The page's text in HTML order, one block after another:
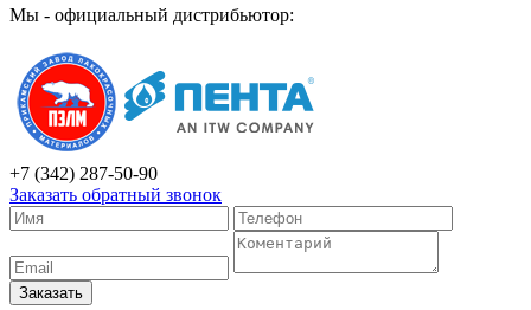
Мы - официальный дистрибьютор:
+7 (342) 287-50-90
Заказать обратный звонок
Заказать